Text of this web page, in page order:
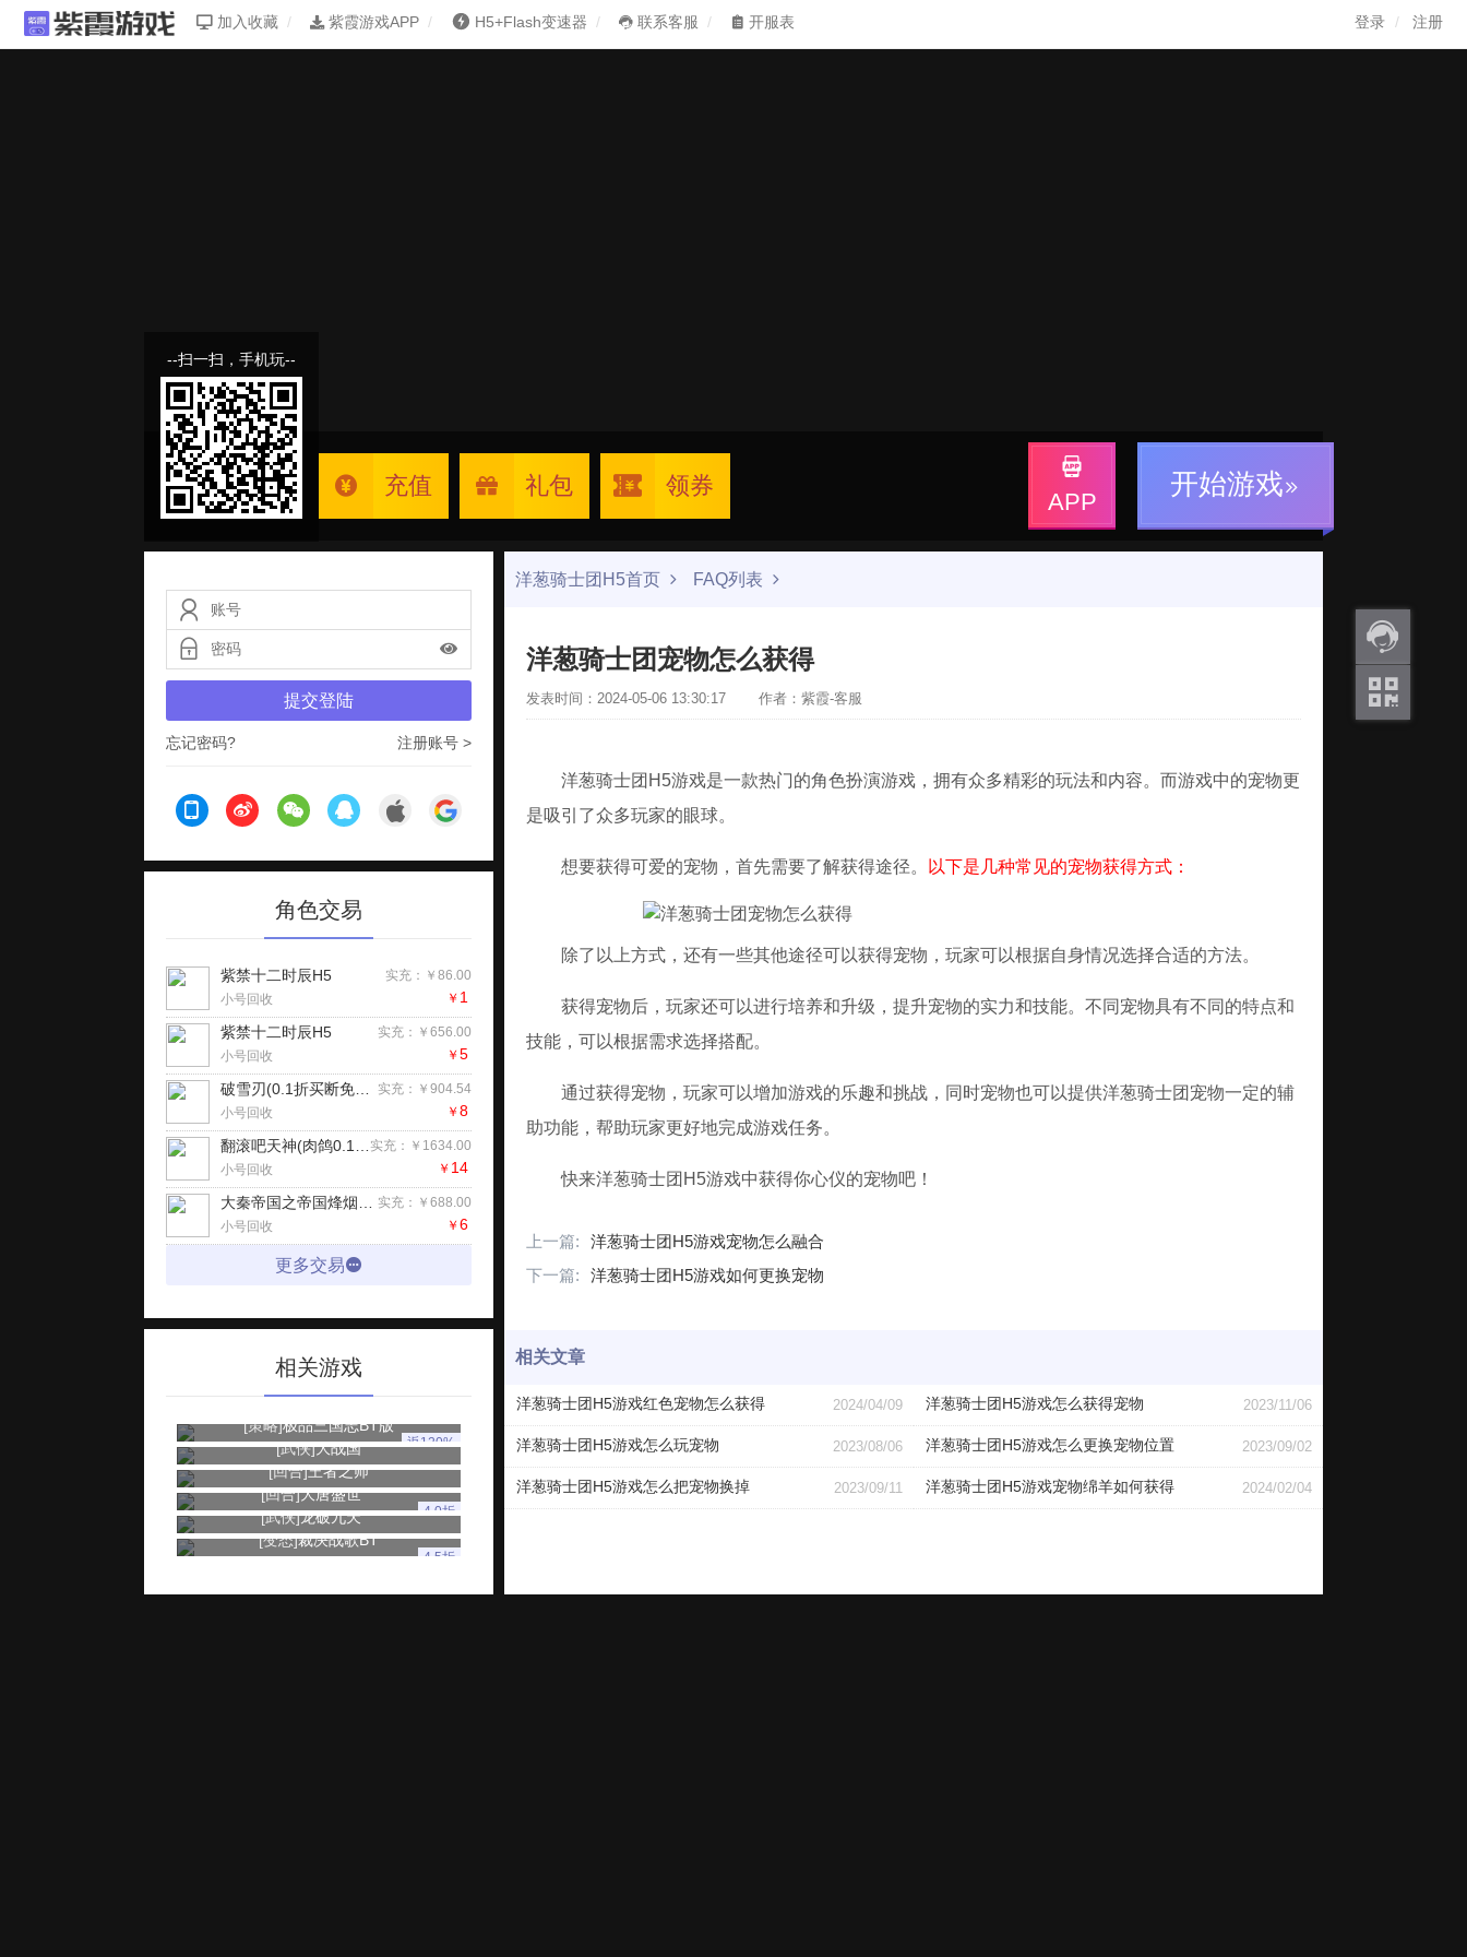
加入收藏 紫霞游戏APP H5+Flash变速器 联系客服 开服表 登录 注册
APP
充值 礼包 领券 开始游戏
--扫一扫，手机玩--
提交登陆
忘记密码? 注册账号 >
角色交易
实充：￥86.00
紫禁十二时辰H5
小号回收 ￥ 1
实充：￥656.00
紫禁十二时辰H5
小号回收 ￥ 5
实充：￥904.54
破雪刃(0.1折买断免费版)手游
小号回收 ￥ 8
实充：￥1634.00
翻滚吧天神(肉鸽0.1折西游塔防)H5
小号回收 ￥ 14
实充：￥688.00
大秦帝国之帝国烽烟（七日登录侠女同游）手游
小号回收 ￥ 6
更多交易
相关游戏
[策略]极品三国志BT版
返120%
[武侠]大战国
[回合]王者之师
[回合]大唐盛世
4.0折
[武侠]龙破九天
[变态]裁决战歌BT
4.5折
洋葱骑士团H5首页 FAQ列表
洋葱骑士团宠物怎么获得
发表时间：2024-05-06 13:30:17 作者：紫霞-客服
洋葱骑士团H5游戏是一款热门的角色扮演游戏，拥有众多精彩的玩法和内容。而游戏中的宠物更
是吸引了众多玩家的眼球。
想要获得可爱的宠物，首先需要了解获得途径。 以下是几种常见的宠物获得方式：
除了以上方式，还有一些其他途径可以获得宠物，玩家可以根据自身情况选择合适的方法。
获得宠物后，玩家还可以进行培养和升级，提升宠物的实力和技能。不同宠物具有不同的特点和
技能，可以根据需求选择搭配。
通过获得宠物，玩家可以增加游戏的乐趣和挑战，同时宠物也可以提供洋葱骑士团宠物一定的辅
助功能，帮助玩家更好地完成游戏任务。
快来洋葱骑士团H5游戏中获得你心仪的宠物吧！
上一篇:
洋葱骑士团H5游戏宠物怎么融合
下一篇:
洋葱骑士团H5游戏如何更换宠物
相关文章
2024/04/09
洋葱骑士团H5游戏红色宠物怎么获得 2023/11/06
洋葱骑士团H5游戏怎么获得宠物
2023/08/06
洋葱骑士团H5游戏怎么玩宠物 2023/09/02
洋葱骑士团H5游戏怎么更换宠物位置
2023/09/11
洋葱骑士团H5游戏怎么把宠物换掉 2024/02/04
洋葱骑士团H5游戏宠物绵羊如何获得
返利
咨询